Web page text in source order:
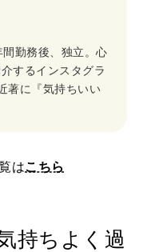
る 新しい一流店へ。」
いに。韓国」
の教科書。」
勤務後、独立。心
するインスタグラ
著に『気持ちいい
はこちら
持ちよく過